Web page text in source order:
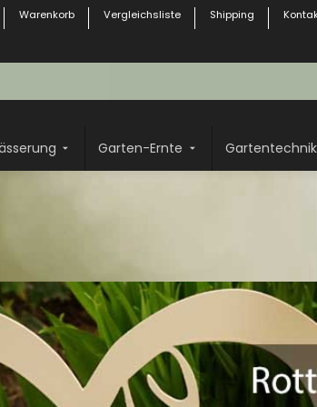
Warenkorb Vergleichsliste Shipping
Garten-Ernte Gartentechnik